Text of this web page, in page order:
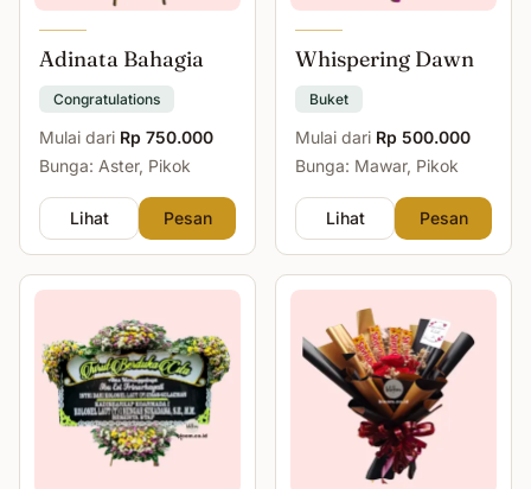
Adinata Bahagia
Congratulations
Mulai dari Rp 750.000
Bunga: Aster, Pikok
Lihat Pesan
Whispering Dawn
Buket
Mulai dari Rp 500.000
Bunga: Mawar, Pikok
Lihat Pesan